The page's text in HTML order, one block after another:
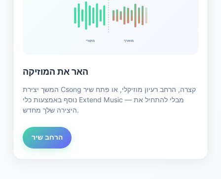
מקורי מוארך
האר את המוזיקה
המשך יצירת Csong קצרה, הרחב רעיון מוזיקלי, או פתח שיר
נוסף באמצעות כלי Extend Music — מבלי להתחיל את
היצירה שלך מחדש.
הרחב שיר